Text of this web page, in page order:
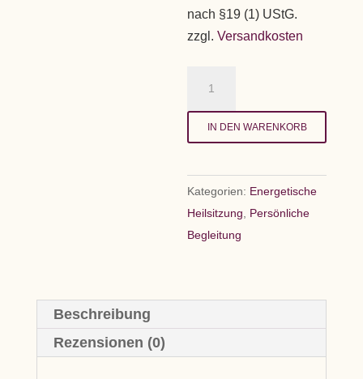
nach §19 (1) UStG.
zzgl.Versandkosten
Heilsitzungen
Menge
IN DEN WARENKORB
Kategorien: Energetische
Heilsitzung
Persönliche
Begleitung
Beschreibung
Rezensionen (0)